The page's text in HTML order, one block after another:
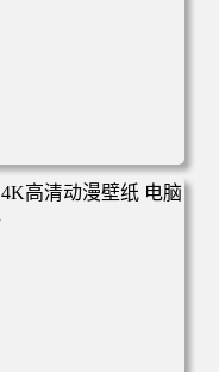
罗小黑战记2 风息
壁纸大全